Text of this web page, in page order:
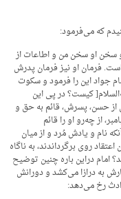
که می‌فرمود:
سخن او سخن من و اطاعات از
فرمان او نیز فرمان پدرش
جواد این را فرمود و سکوت
کیست؟ در پی این
حسن، پسرش، قائم به حق و
از چه‌رو او را قائم
نام و یادش مُرد و از میان
روی برگرداندند، به ناگاه
امام دراین باره چنین توضیح
به درازا می‌کشد و دورانش
رخ می‌دهد: